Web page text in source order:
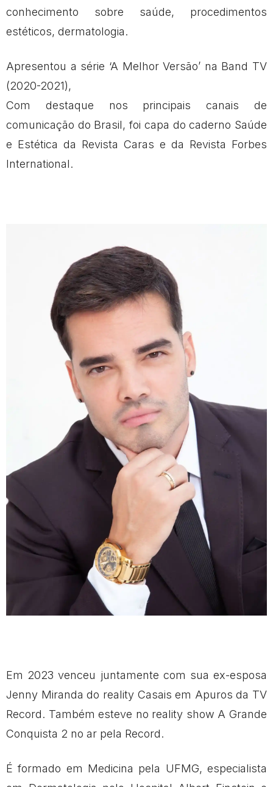
conhecimento sobre saúde, procedimentos
estéticos, dermatologia.
Apresentou a série ‘A Melhor Versão’ na Band TV
(2020-2021),
Com destaque nos principais canais de
comunicação do Brasil, foi capa do caderno Saúde
e Estética da Revista Caras e da Revista Forbes
International.
Em 2023 venceu juntamente com sua ex-esposa
Jenny Miranda do reality Casais em Apuros da TV
Record. Também esteve no reality show A Grande
Conquista 2 no ar pela Record.
É formado em Medicina pela UFMG, especialista